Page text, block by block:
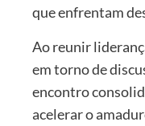
que enfrentam
Ao reunir
em torno de
encontro
acelerar o